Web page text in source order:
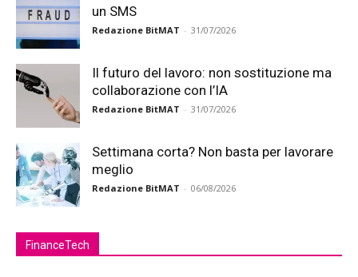
un SMS
Redazione BitMAT - 31/07/2026
Il futuro del lavoro: non sostituzione ma
collaborazione con l’IA
Redazione BitMAT - 31/07/2026
Settimana corta? Non basta per lavorare
meglio
Redazione BitMAT - 06/08/2026
FinanceTech